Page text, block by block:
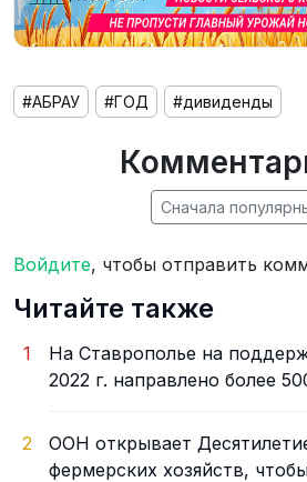
#АБРАУ #ГОД #дивиденды
Сначала
Войдите, чтобы отправить
Читайте также
1
На Ставрополье на
2022 г. направлено более
2
ООН открывает
фермерских хозяйств,